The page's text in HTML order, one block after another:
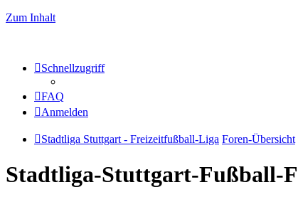
Zum Inhalt
Schnellzugriff
FAQ
Anmelden
Stadtliga Stuttgart - Freizeitfußball-Liga Foren-Übersicht
Stadtliga-Stuttgart-Fußball-